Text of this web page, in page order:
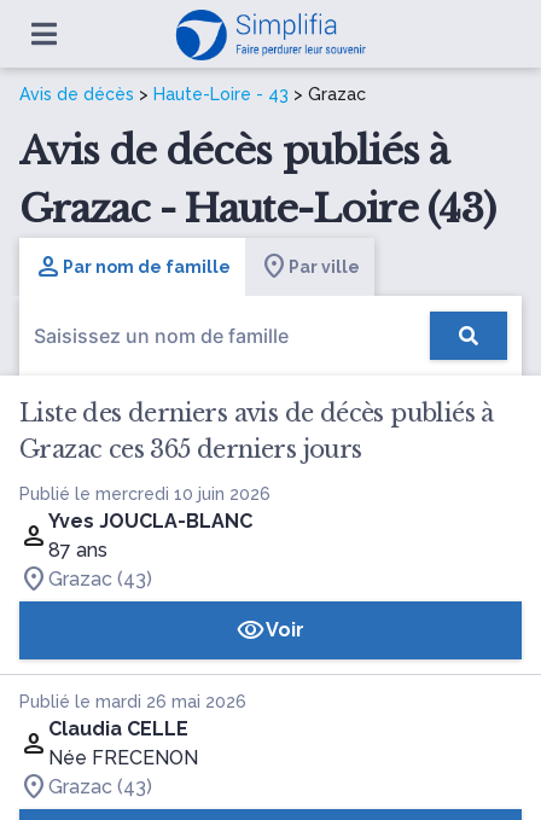
Avis de décès > Haute-Loire - 43 > Grazac
Avis de décès publiés à
Grazac - Haute-Loire (43)
Par nom de famille Par ville
Liste des derniers avis de décès publiés à
Grazac ces 365 derniers jours
Publié le mercredi 10 juin 2026
Yves JOUCLA-BLANC
87 ans
Grazac (43)
Voir
Publié le mardi 26 mai 2026
Claudia CELLE
Née FRECENON
Grazac (43)